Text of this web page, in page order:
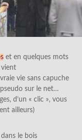
et en quelques mots
vient
vie sans capuche
sur le net…
d’un « clic », vous
ailleurs)
le bois